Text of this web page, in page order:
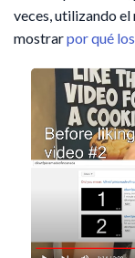
veces, utilizando
mostrarpor qué